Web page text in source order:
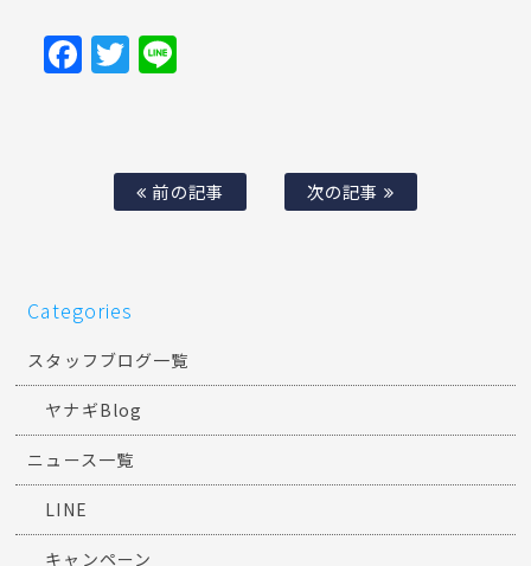
Facebook
Twitter
前の記事 次の記事
Categories
スタッフブログ一覧
ヤナギBlog
ニュース一覧
LINE
キャンペーン